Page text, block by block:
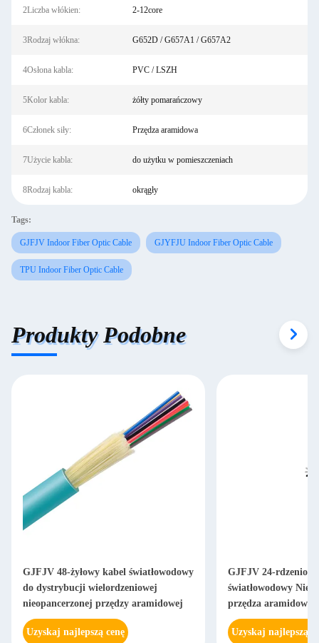
2Liczba włókien: 2-12core
3Rodzaj włókna: G652D / G657A1 / G657A2
4Osłona kabla: PVC / LSZH
5Kolor kabla: żółty pomarańczowy
6Członek siły: Przędza aramidowa
7Użycie kabla: do użytku w pomieszczeniach
8Rodzaj kabla: okrągły
Tags:
GJFJV Indoor Fiber Optic Cable GJYFJU Indoor Fiber Optic Cable
TPU Indoor Fiber Optic Cable
Produkty Podobne
GJFJV 48-żyłowy kabel światłowodowy
do dystrybucji wielordzeniowej
nieopancerzonej przędzy aramidowej
Uzyskaj najlepszą cenę
GJFJV 24-
światłowodowy
przędza aramidowa
Uzyskaj najlepszą